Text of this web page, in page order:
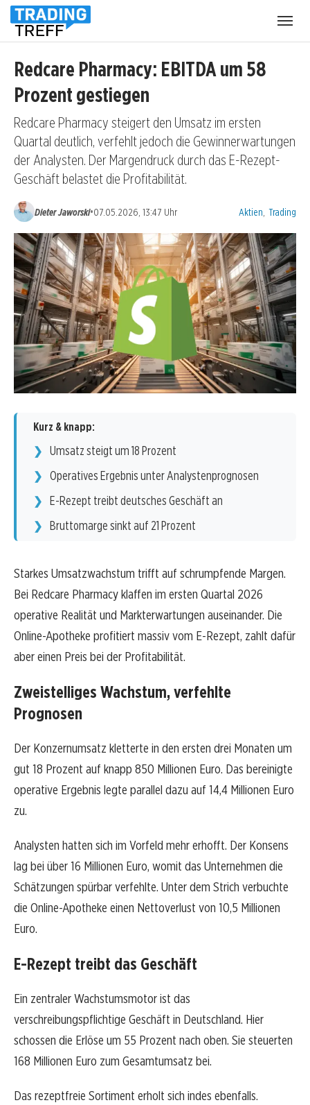
Redcare Pharmacy: EBITDA um 58
Prozent gestiegen
Redcare Pharmacy steigert den Umsatz im ersten
Quartal deutlich, verfehlt jedoch die Gewinnerwartungen
der Analysten. Der Margendruck durch das E-Rezept-
Geschäft belastet die Profitabilität.
Dieter Jaworski•07.05.2026, 13:47 Uhr Kategorien:
Aktien Trading
Kurz & knapp:
Umsatz steigt um 18 Prozent
Operatives Ergebnis unter Analystenprognosen
E-Rezept treibt deutsches Geschäft an
Bruttomarge sinkt auf 21 Prozent
Starkes Umsatzwachstum trifft auf schrumpfende Margen.
Bei Redcare Pharmacy klaffen im ersten Quartal 2026
operative Realität und Markterwartungen auseinander. Die
Online-Apotheke profitiert massiv vom E-Rezept, zahlt dafür
aber einen Preis bei der Profitabilität.
Zweistelliges Wachstum, verfehlte
Prognosen
Der Konzernumsatz kletterte in den ersten drei Monaten um
gut 18 Prozent auf knapp 850 Millionen Euro. Das bereinigte
operative Ergebnis legte parallel dazu auf 14,4 Millionen Euro
zu.
Analysten hatten sich im Vorfeld mehr erhofft. Der Konsens
lag bei über 16 Millionen Euro, womit das Unternehmen die
Schätzungen spürbar verfehlte. Unter dem Strich verbuchte
die Online-Apotheke einen Nettoverlust von 10,5 Millionen
Euro.
E-Rezept treibt das Geschäft
Ein zentraler Wachstumsmotor ist das
verschreibungspflichtige Geschäft in Deutschland. Hier
schossen die Erlöse um 55 Prozent nach oben. Sie steuerten
168 Millionen Euro zum Gesamtumsatz bei.
Das rezeptfreie Sortiment erholt sich indes ebenfalls.